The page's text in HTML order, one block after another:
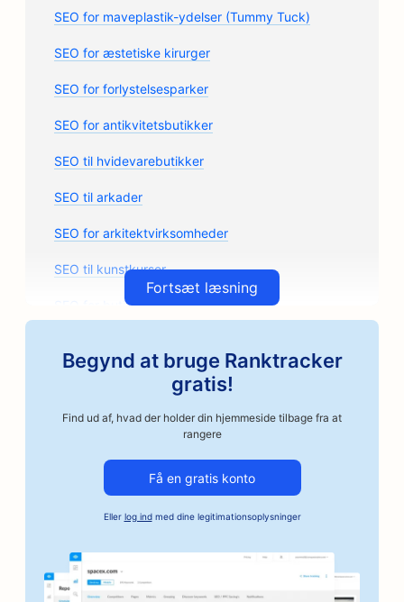
SEO for maveplastik-ydelser (Tummy Tuck)
SEO for æstetiske kirurger
SEO for forlystelsesparker
SEO for antikvitetsbutikker
SEO til hvidevarebutikker
SEO til arkader
SEO for arkitektvirksomheder
SEO til kunstkurser
SEO for butikker med bildele
SEO for autoværksteder
SEO for bilvirksomheder
SEO for kautionstjenester
SEO for bagerier
SEO for banker
SEO for barbershops
Fortsæt læsning
Begynd at bruge Ranktracker
gratis!
Find ud af, hvad der holder din hjemmeside tilbage fra at
rangere
Få en gratis konto
Eller log indmed dine legitimationsoplysninger